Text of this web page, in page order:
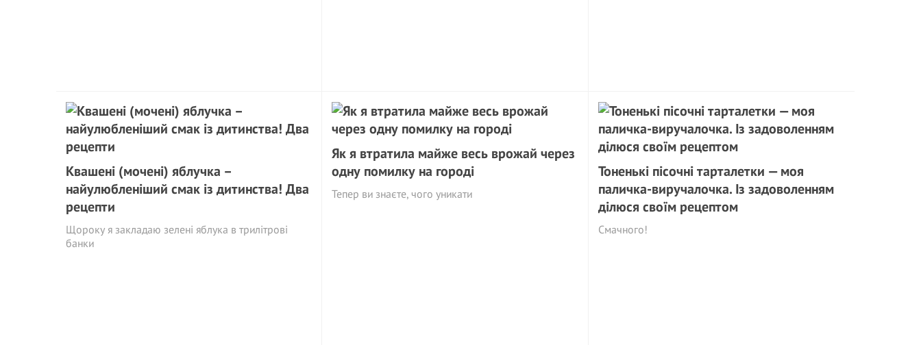
Квашені (мочені) яблучка –
найулюбленіший смак із дитинства! Два
рецепти
Щороку я закладаю зелені яблука в трилітрові
банки
Як я втратила майже весь врожай через
одну помилку на городі
Тепер ви знаєте, чого уникати
Тоненькі пісочні тарталетки — моя
паличка-виручалочка. Із задоволенням
ділюся своїм рецептом
Смачного!